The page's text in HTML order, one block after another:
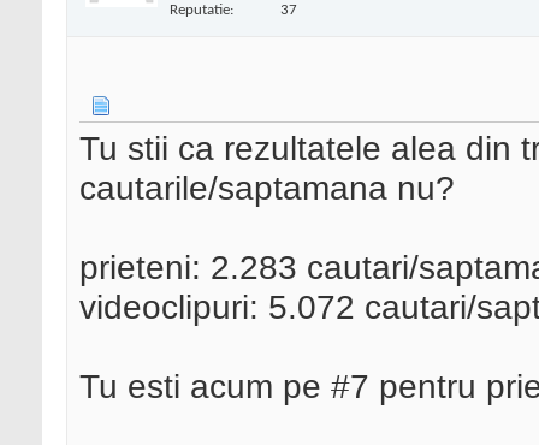
Reputatie: 37
Tu stii ca rezultatele alea din
cautarile/saptamana nu?
prieteni: 2.283 cautari/
videoclipuri: 5.072 cautari/
Tu esti acum pe #7 pentru